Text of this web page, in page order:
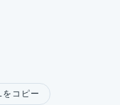
をコピー